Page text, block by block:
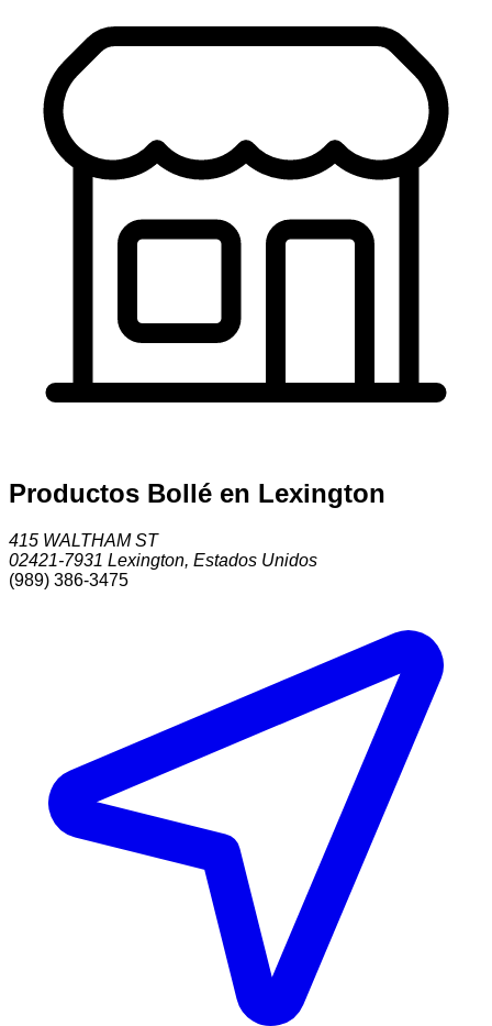
Productos Bollé en Lexington
415 WALTHAM ST
02421-7931 Lexington, Estados Unidos
(989) 386-3475